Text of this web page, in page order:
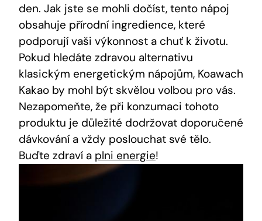
den. Jak jste se mohli⁤ dočíst, tento nápoj
obsahuje přírodní‌ ingredience, které
podporují vaši výkonnost a chuť k​ životu.
Pokud hledáte zdravou alternativu
klasickým ⁤energetickým nápojům, Koawach
Kakao by⁤ mohl být skvělou volbou pro vás.
Nezapomeňte, že při konzumaci‍ tohoto
produktu je důležité dodržovat doporučené
dávkování a vždy poslouchat své tělo.
Buďte zdraví a plni energie!